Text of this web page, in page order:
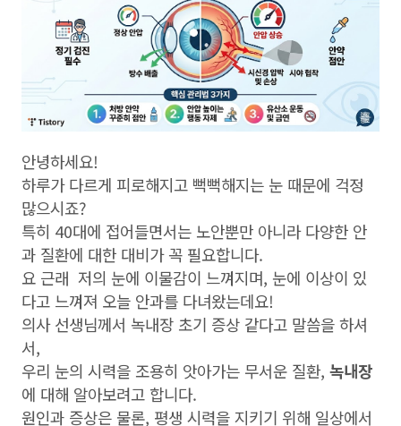
안녕하세요!
하루가 다르게 피로해지고 뻑뻑해지는 눈 때문에 걱정
많으시죠?
특히 40대에 접어들면서는 노안뿐만 아니라 다양한 안
과 질환에 대한 대비가 꼭 필요합니다.
요 근래 저의 눈에 이물감이 느껴지며, 눈에 이상이 있
다고 느껴져 오늘 안과를 다녀왔는데요!
의사 선생님께서 녹내장 초기 증상 같다고 말씀을 하셔
서,
우리 눈의 시력을 조용히 앗아가는 무서운 질환, 녹내장
에 대해 알아보려고 합니다.
원인과 증상은 물론, 평생 시력을 지키기 위해 일상에서